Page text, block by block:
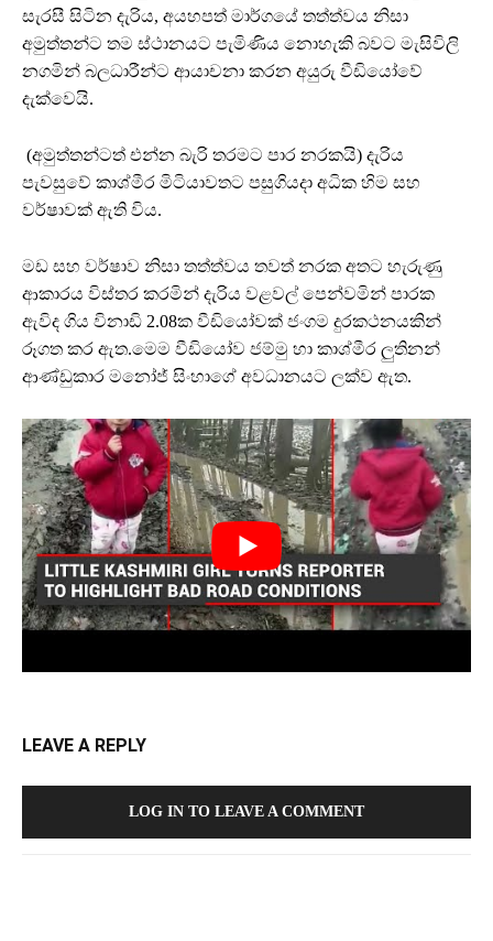
සැරසී සිටින දැරිය, අයහපත් මාර්ගයේ තත්ත්වය නිසා
අමුත්තන්ට තම ස්ථානයට පැමිණිය නොහැකි බවට මැසිවිලි
නගමින් බලධාරීන්ට ආයාචනා කරන අයුරු වීඩියෝවේ
දැක්වෙයි.
(අමුත්තන්ටත් එන්න බැරි තරමට පාර නරකයි) දැරිය
පැවසුවේ කාශ්මීර මිටියාවතට පසුගියදා අධික හිම සහ
වර්ෂාවක් ඇති විය.
මඩ සහ වර්ෂාව නිසා තත්ත්වය තවත් නරක අතට හැරුණු
ආකාරය විස්තර කරමින් දැරිය වළවල් පෙන්වමින් පාරක
ඇවිද ගිය විනාඩි 2.08ක වීඩියෝවක් ජංගම දුරකථනයකින්
රූගත කර ඇත.මෙම වීඩියෝව ජම්මු හා කාශ්මීර ලුතිනන්
ආණ්ඩුකාර මනෝජ් සිංහාගේ අවධානයට ලක්ව ඇත.
LEAVE A REPLY
LOG IN TO LEAVE A COMMENT